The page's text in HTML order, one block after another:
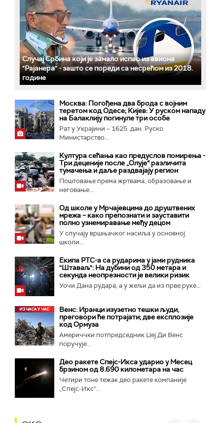
Случај Србина који је замало испао из авиона
"Рајанера" - зашто се пореди са несрећом из 2018.
године
Москва: Погођена два брода с војним
теретом код Одесе; Кијев: У руском нападу
на Балаклију погинуле три особе
Рат у Украјини – 1625. дан. Руско
Министарство...
Култура сећања као предуслов помирења ­-
Три деценије после „Олује“ различита
тумачења и даље раздвајају регион
Поштовање према жртвама, образовање и
неговање...
Од школе у Мрчајевцима до друштвених
мрежа – како препознати и зауставити
полно узнемиравање међу децом
У случају вршњачког насиља у основној
школи...
Екипа РТС-а са рударима у јами рудника
"Штаваљ": На дубини од 350 метара и
секунда неопрезности је велики ризик
Уочи Дана рудара, а у жељи да из прве руке...
Венс: Иранци изузетно тешки људи,
преговори ће потрајати; две експлозије
код Ормуза
Америччки потпредседник Џеј Ди Венс
поручује...
Део ракете Спејс-Икса ударио у Месец
брзином од 8.690 километара на час
Четири тоне тежак део ракете компаније
„Спејс-Икс“...